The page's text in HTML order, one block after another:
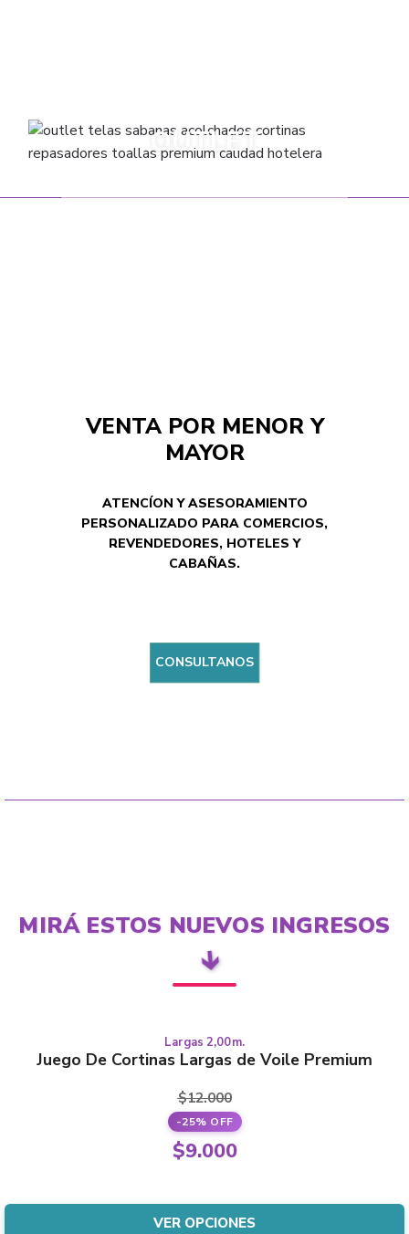
OUTLET
VENTA POR MENOR Y
MAYOR
ATENCÍON Y ASESORAMIENTO
PERSONALIZADO PARA COMERCIOS,
REVENDEDORES, HOTELES Y
CABAÑAS.
CONSULTANOS
MIRÁ ESTOS NUEVOS INGRESOS
🡳
Largas 2,00m.
Juego De Cortinas Largas de Voile Premium
$12.000
-25% OFF
El
era:
$9.000
precio
actual
VER OPCIONES
Este
producto
tiene
varias
variantes.
Las
se
pueden